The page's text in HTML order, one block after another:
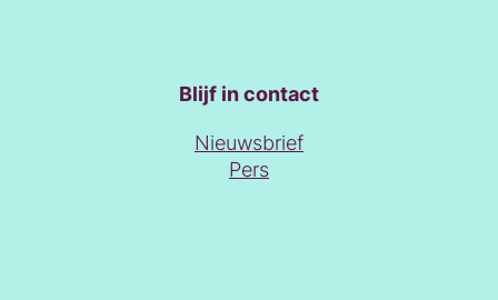
Blijf in contact
Nieuwsbrief
Pers